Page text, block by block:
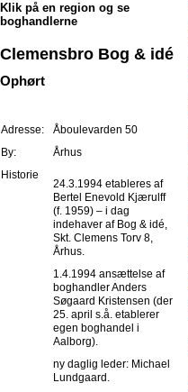
Klik på en region og se
boghandlerne
Clemensbro Bog & idé
Ophørt
Adresse:
Åboulevarden 50
By:
Århus
Historie
24.3.1994 etableres af
Bertel Enevold Kjærulff
(f. 1959) – i dag
indehaver af Bog & idé,
Skt. Clemens Torv 8,
Århus.
1.4.1994 ansættelse af
boghandler Anders
Søgaard Kristensen (der
25. april s.å. etablerer
egen boghandel i
Aalborg).
ny daglig leder: Michael
Lundgaard.